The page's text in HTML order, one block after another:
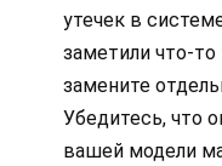
утечек в
заметили что-
замените
Убедитесь, что
вашей модели